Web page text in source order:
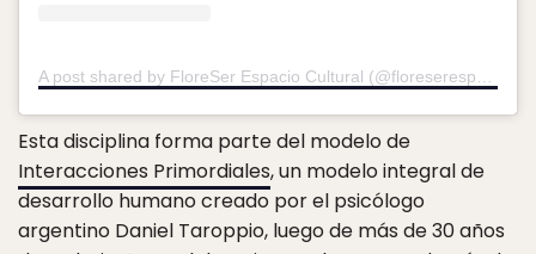
A post shared by FloreSer Espacio Cultural (@floreserespacio)
Esta disciplina forma parte del modelo de
Interacciones Primordiales, un modelo integral de
desarrollo humano creado por el psicólogo
argentino Daniel Taroppio, luego de más de 30 años